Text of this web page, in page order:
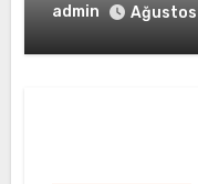
admin